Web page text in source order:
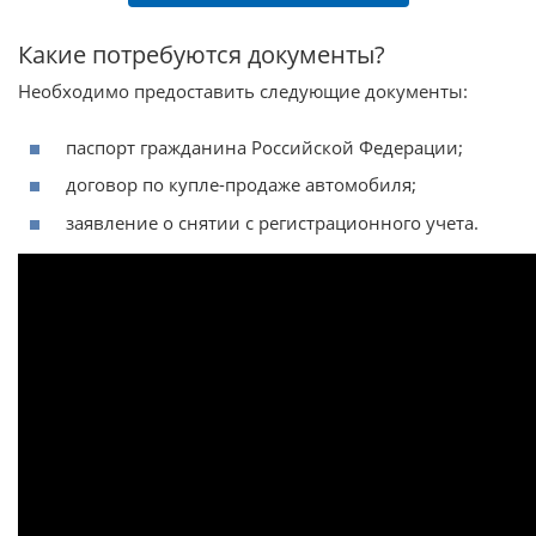
Какие потребуются документы?
Необходимо предоставить следующие документы:
паспорт гражданина Российской Федерации;
договор по купле-продаже автомобиля;
заявление о снятии с регистрационного учета.